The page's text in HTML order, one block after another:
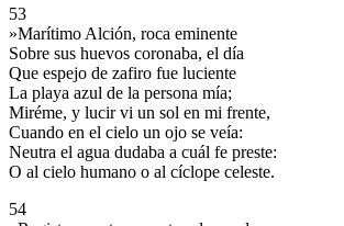
53
»Marítimo Alción, roca eminente
Sobre sus huevos coronaba, el día
Que espejo de zafiro fue luciente
La playa azul de la persona mía;
Miréme, y lucir vi un sol en mi frente,
Cuando en el cielo un ojo se veía:
Neutra el agua dudaba a cuál fe preste:
O al cielo humano o al cíclope celeste.
54